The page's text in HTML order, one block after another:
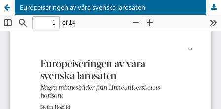
Europeiseringen av våra svenska lärosäten